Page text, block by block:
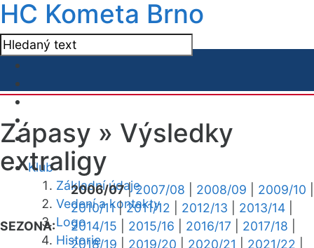
HC Kometa Brno
Klub
Základní údaje
Vedení a kontakty
Logo
Historie
Zápasy » Výsledky
extraligy
SEZONA:
2006/07|2007/08 2008/09 2009/10
2010/11|2011/12 2012/13 2013/14
2014/15
2015/16 2016/17 2017/18
2018/19
2019/20 2020/21 2021/22